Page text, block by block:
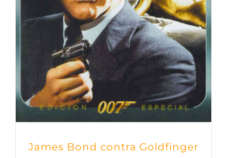
James Bond contra Goldfinger